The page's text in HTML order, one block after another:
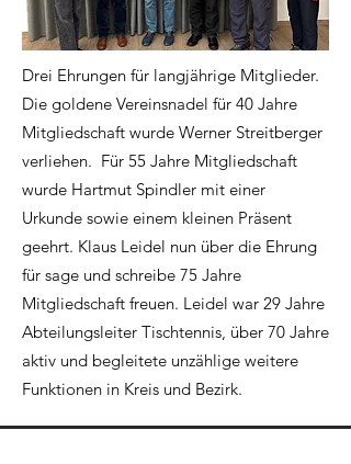
Drei Ehrungen für langjährige Mitglieder.
Die goldene Vereinsnadel für 40 Jahre
Mitgliedschaft wurde Werner Streitberger
verliehen. Für 55 Jahre Mitgliedschaft
wurde Hartmut Spindler mit einer
Urkunde sowie einem kleinen Präsent
geehrt. Klaus Leidel nun über die Ehrung
für sage und schreibe 75 Jahre
Mitgliedschaft freuen. Leidel war 29 Jahre
Abteilungsleiter Tischtennis, über 70 Jahre
aktiv und begleitete unzählige weitere
Funktionen in Kreis und Bezirk.